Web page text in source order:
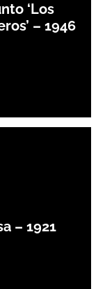
‘Los
– 1946
– 1921